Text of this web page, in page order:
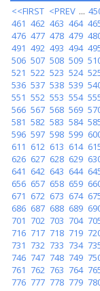
<<FIRST <PREV ...
461 462 463 464
476 477 478 479
491 492 493 494
506 507 508 509
521 522 523 524
536 537 538 539
551 552 553 554
566 567 568 569
581 582 583 584
596 597 598 599
611 612 613 614
626 627 628 629
641 642 643 644
656 657 658 659
671 672 673 674
686 687 688 689
701 702 703 704
716 717 718 719
731 732 733 734
746 747 748 749
761 762 763 764
776 777 778 779